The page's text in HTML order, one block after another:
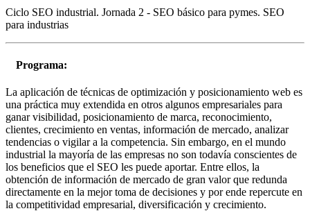
Ciclo SEO industrial. Jornada 2 - SEO básico para pymes. SEO
para industrias
Programa:
La aplicación de técnicas de optimización y posicionamiento web es
una práctica muy extendida en otros algunos empresariales para
ganar visibilidad, posicionamiento de marca, reconocimiento,
clientes, crecimiento en ventas, información de mercado, analizar
tendencias o vigilar a la competencia. Sin embargo, en el mundo
industrial la mayoría de las empresas no son todavía conscientes de
los beneficios que el SEO les puede aportar. Entre ellos, la
obtención de información de mercado de gran valor que redunda
directamente en la mejor toma de decisiones y por ende repercute en
la competitividad empresarial, diversificación y crecimiento.